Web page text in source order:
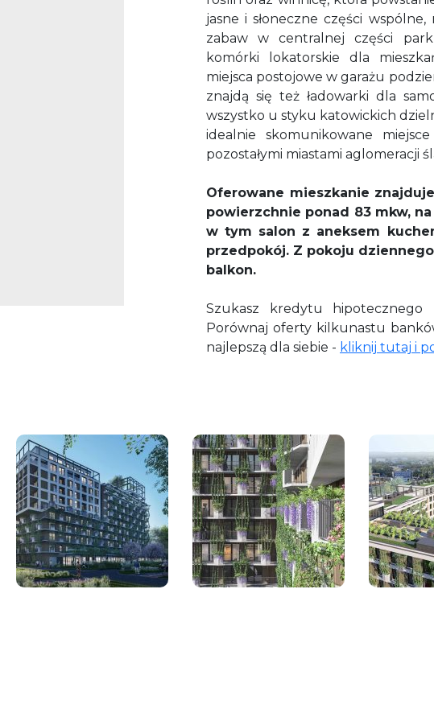
jasne i słoneczne części
zabaw w centralnej części
komórki lokatorskie dla
miejsca postojowe w garażu
znajdą się też ładowarki dla
wszystko u styku katowickich
idealnie skomunikowane
pozostałymi miastami aglomeracji
Oferowane mieszkanie
powierzchnie ponad 83 mkw,
w tym salon z aneksem
przedpokój. Z pokoju
balkon.
Szukasz kredytu hipotecznego
Porównaj oferty kilkunastu
najlepszą dla siebie - kliknij tutaj i